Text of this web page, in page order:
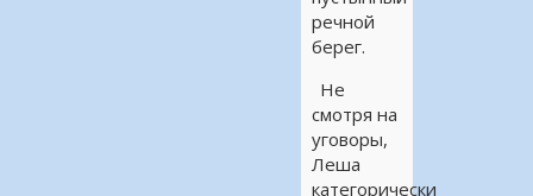
речной
берег.
Не
смотря на
уговоры,
Леша
категорически